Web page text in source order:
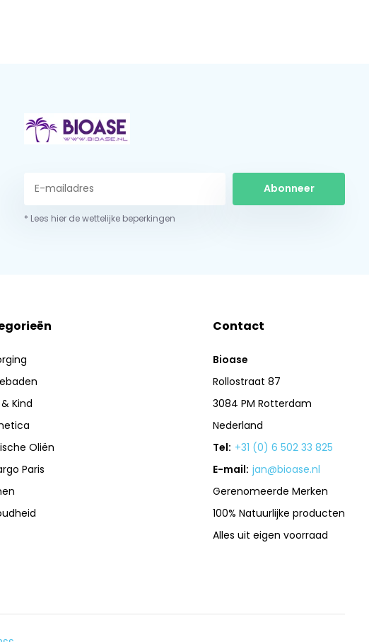
Abonneer
* Lees hier de wettelijke beperkingen
Kind
Oliën
Paris
Contact
Bioase
Rollostraat 87
3084 PM Rotterdam
Nederland
Tel: +31 (0) 6 502 33 825
E-mail: jan@bioase.nl
Gerenomeerde Merken
100% Natuurlijke producten
Alles uit eigen voorraad